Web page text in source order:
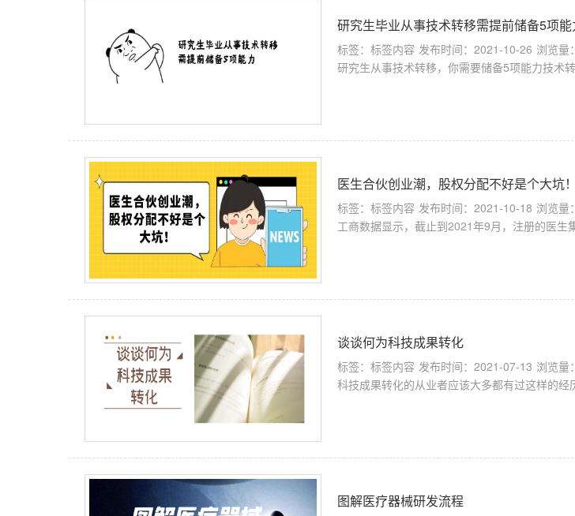
研究生毕业从事技术转移需提前储备5项能
标签：标签内容 发布时间：2021-10-26 浏览量
研究生从事技术转移，你需要储备5项能力技术
医生合伙创业潮，股权分配不好是个大坑！
标签：标签内容 发布时间：2021-10-18 浏览量
工商数据显示，截止到2021年9月，注册的医
谈谈何为科技成果转化
标签：标签内容 发布时间：2021-07-13 浏览量
科技成果转化的从业者应该大多都有过这样的
图解医疗器械研发流程